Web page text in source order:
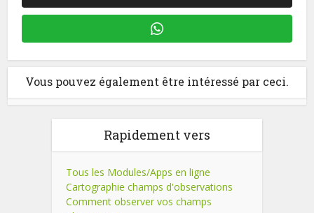
Vous pouvez également être intéressé par ceci.
Rapidement vers
Tous les Modules/Apps en ligne
Cartographie champs d'observations
Comment observer vos champs